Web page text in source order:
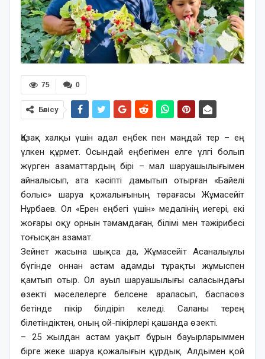
0
75
Бөлісу
Қазақ халқы үшін адал еңбек пен маңдай тер – ең
үлкен құрмет. Осындай еңбегімен елге үлгі болып
жүрген азаматтардың бірі – мал шаруашылығымен
айналысып, ата кәсіпті дамытып отырған «Байелі
болыс» шаруа қожалығының төрағасы Жұмасейіт
Нұрбаев. Ол «Ерен еңбегі үшін» медалінің иегері, екі
жоғары оқу орнын тәмамдаған, білімі мен тәжірибесі
тоғысқан азамат.
Зейнет жасына шықса да, Жұмасейіт Асаналыұлы
бүгінде оннан астам адамды тұрақты жұмыспен
қамтып отыр. Ол ауыл шаруашылығы саласындағы
өзекті мәселелерге белсене араласып, баспасөз
бетінде пікір білдіріп келеді. Саланы терең
білетіндіктен, оның ой-пікірлері қашанда өзекті.
– 25 жылдан астам уақыт бұрын бауырларыммен
бірге жеке шаруа қожалығын құрдық. Алдымен қой